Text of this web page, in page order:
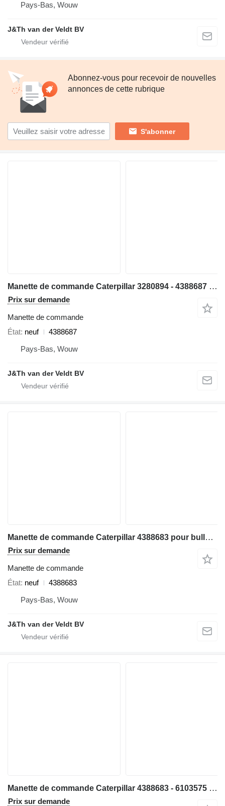
Pays-Bas, Wouw
J&Th van der Veldt BV
Abonnez-vous pour recevoir de nouvelles
annonces de cette rubrique
S'abonner
Manette de commande Caterpillar 3280894 - 4388687 pour bulldozer Caterpillar D9 D6N D6T D8T D9T D6TXL D6TXW D6NLPG D6TLGP
Prix sur demande
Manette de commande
État neuf
4388687
Pays-Bas, Wouw
J&Th van der Veldt BV
Manette de commande Caterpillar 4388683 pour bulldozer Caterpillar D9 D6N D6T D8T D9T
Prix sur demande
Manette de commande
État neuf
4388683
Pays-Bas, Wouw
J&Th van der Veldt BV
Manette de commande Caterpillar 4388683 - 6103575 pour bulldozer Caterpillar D9 D6N D6T D8T D9T
Prix sur demande